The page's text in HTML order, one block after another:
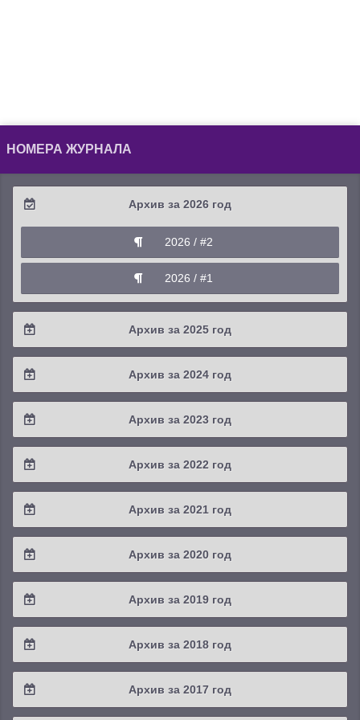
НОМЕРА ЖУРНАЛА
Архив за 2026 год
2026 / #2
2026 / #1
Архив за 2025 год
2025 / #4
2025 / #3
2025 / #1
Архив за 2024 год
2024 / #4
2024 / #3
2024 / #1
Архив за 2023 год
2023 / #4
2023 / #3
2023 / #1
Архив за 2022 год
2022 / #4
2022 / #3
2022 / #1
Архив за 2021 год
2021 / #4
2021 / #3
2021 / #1
Архив за 2020 год
2020 / #4
2020 / #3
2020 / #1
Архив за 2019 год
2019 / #4
2019 / #3
Архив за 2018 год
2018 / #4
2018 / #3
Архив за 2017 год